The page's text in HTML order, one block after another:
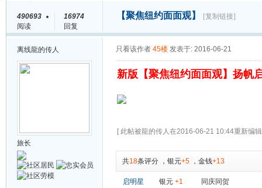
490693
阅读
16974
回复
【聚焦纽约面面观】 [复制链接]
离线龍的传人
旅长
只看该作者 45楼 发表于: 2016-06-21
新版【聚焦纽约面面观】扬帆
[ 此帖被龍的传人在2016-06-21 10:44重新编
共18条评分 ， 银元+5 ， 金钱+13
启明星 银元 +1 同庆同贺